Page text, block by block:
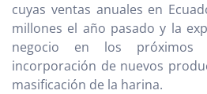
cuyas ventas anuales en
millones el año pasado y la
negocio en los
incorporación de nuevos
masificación de la harina.